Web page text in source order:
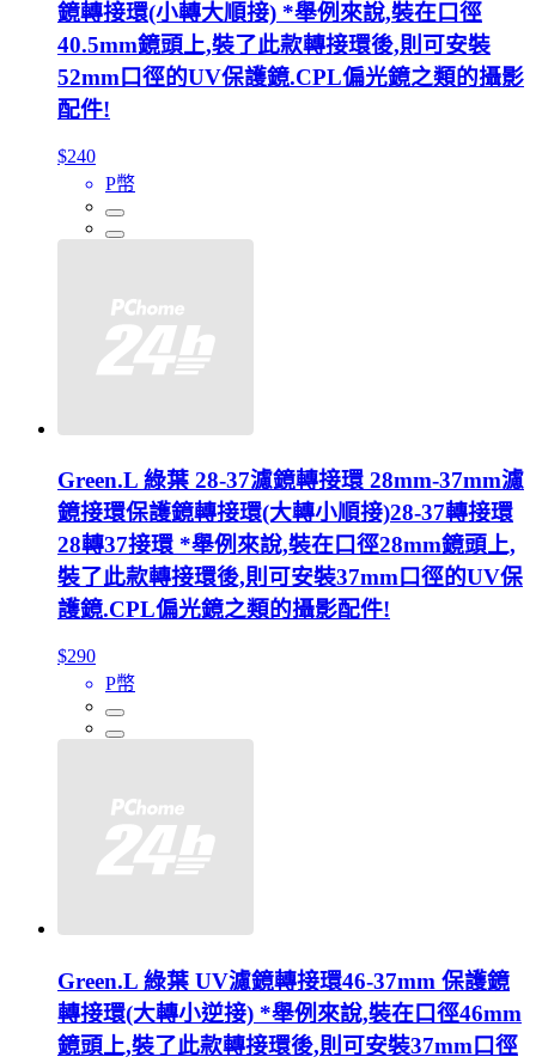
鏡轉接環(小轉大順接) *舉例來說,裝在口徑
40.5mm鏡頭上,裝了此款轉接環後,則可安裝
52mm口徑的UV保護鏡.CPL偏光鏡之類的攝影
配件!
$240
P幣
Green.L 綠葉 28-37濾鏡轉接環 28mm-37mm濾
鏡接環保護鏡轉接環(大轉小順接)28-37轉接環
28轉37接環 *舉例來說,裝在口徑28mm鏡頭上,
裝了此款轉接環後,則可安裝37mm口徑的UV保
護鏡.CPL偏光鏡之類的攝影配件!
$290
P幣
Green.L 綠葉 UV濾鏡轉接環46-37mm 保護鏡
轉接環(大轉小逆接) *舉例來說,裝在口徑46mm
鏡頭上,裝了此款轉接環後,則可安裝37mm口徑